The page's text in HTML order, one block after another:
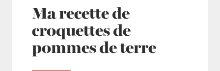
Ma recette de
croquettes de
pommes de terre